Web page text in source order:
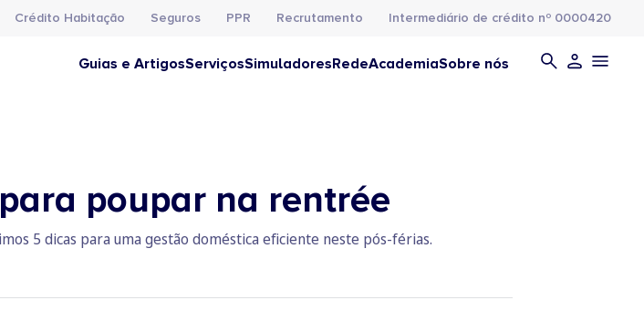
Crédito Habitação Seguros PPR Recrutamento Intermediário de crédito nº 0000420
Guias e ArtigosServiçosSimuladoresRedeAcademiaSobre nós
poupar na rentrée
5 dicas para uma gestão doméstica eficiente neste pós-férias.